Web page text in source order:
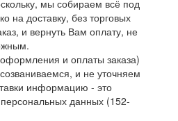
мы собираем всё под
на доставку, без торговых
и вернуть Вам оплату, не
и оплаты заказа)
и не уточняем
информацию - это
данных (152-